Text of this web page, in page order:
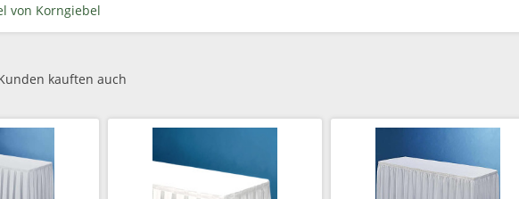
von Korngiebel
kauften auch